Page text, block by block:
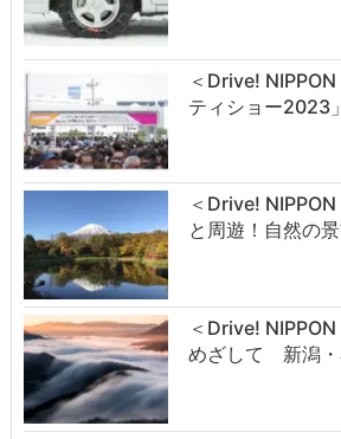
＜Drive!
ティショー2023
＜Drive!
と周遊！自然の
＜Drive!
めざして 新潟